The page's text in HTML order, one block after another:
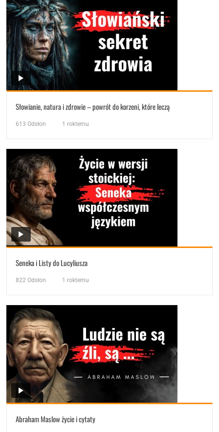
Słowianie, natura i zdrowie – powrót do korzeni, które leczą
613 Odsłon 1 roktemu
Seneka i Listy do Lucyliusza
822 Odsłon 1 roktemu
Abraham Maslow życie i cytaty